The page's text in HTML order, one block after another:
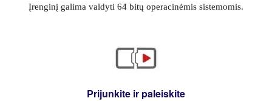
Įrenginį galima valdyti 64 bitų operacinėmis sistemomis.
Prijunkite ir paleiskite